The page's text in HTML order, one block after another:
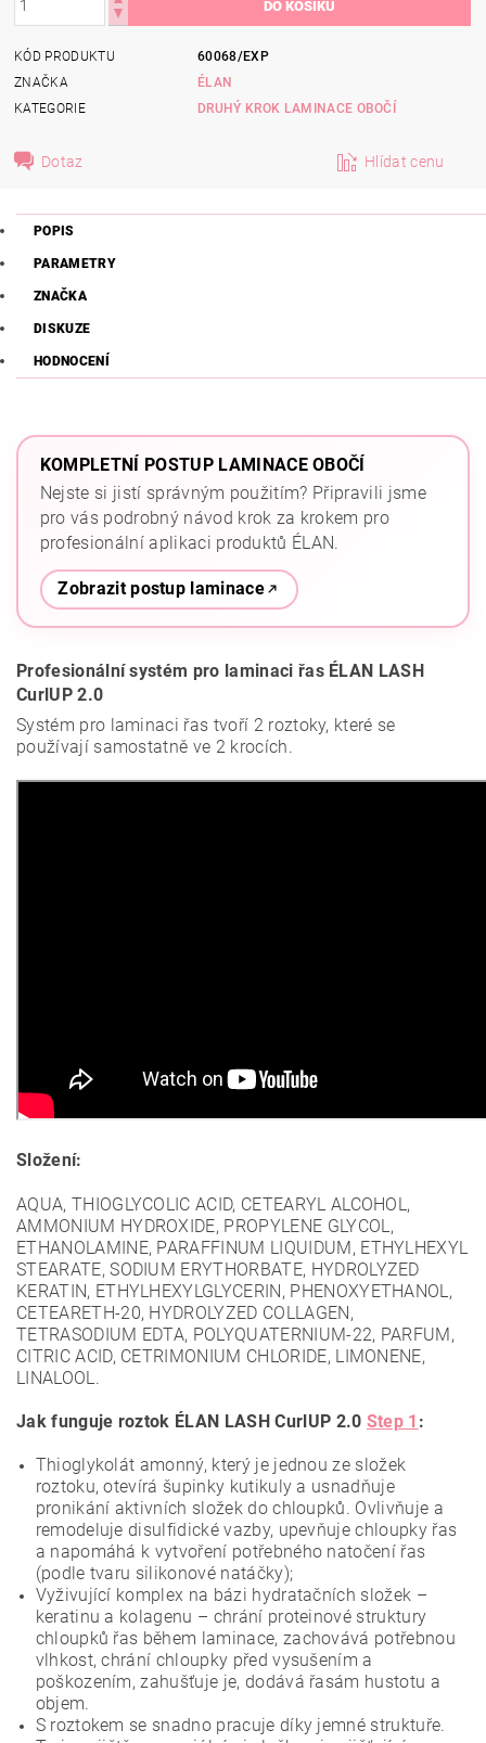
KÓD PRODUKTU
60068/EXP
ZNAČKA
ÉLAN
KATEGORIE
DRUHÝ KROK LAMINACE OBOČÍ
Dotaz Hlídat cenu
POPIS
PARAMETRY
ZNAČKA
DISKUZE
HODNOCENÍ
KOMPLETNÍ POSTUP LAMINACE OBOČÍ
Nejste si jistí správným použitím? Připravili jsme
pro vás podrobný návod krok za krokem pro
profesionální aplikaci produktů ÉLAN.
Zobrazit postup laminace
Profesionální systém pro laminaci řas ÉLAN LASH
CurlUP 2.0
Systém pro laminaci řas tvoří 2 roztoky, které se
používají samostatně ve 2 krocích.
Složení:
AQUA, THIOGLYCOLIC ACID, CETEARYL ALCOHOL,
AMMONIUM HYDROXIDE, PROPYLENE GLYCOL,
ETHANOLAMINE, PARAFFINUM LIQUIDUM, ETHYLHEXYL
STEARATE, SODIUM ERYTHORBATE, HYDROLYZED
KERATIN, ETHYLHEXYLGLYCERIN, PHENOXYETHANOL,
CETEARETH-20, HYDROLYZED COLLAGEN,
TETRASODIUM EDTA, POLYQUATERNIUM-22, PARFUM,
CITRIC ACID, CETRIMONIUM CHLORIDE, LIMONENE,
LINALOOL.
Jak funguje roztok ÉLAN LASH CurlUP 2.0 Step 1 :
Thioglykolát amonný, který je jednou ze složek
roztoku, otevírá šupinky kutikuly a usnadňuje
pronikání aktivních složek do chloupků. Ovlivňuje a
remodeluje disulfidické vazby, upevňuje chloupky řas
a napomáhá k vytvoření potřebného natočení řas
(podle tvaru silikonové natáčky);
Vyživující komplex na bázi hydratačních složek –
keratinu a kolagenu – chrání proteinové struktury
chloupků řas během laminace, zachovává potřebnou
vlhkost, chrání chloupky před vysušením a
poškozením, zahušťuje je, dodává řasám hustotu a
objem.
S roztokem se snadno pracuje díky jemné struktuře.